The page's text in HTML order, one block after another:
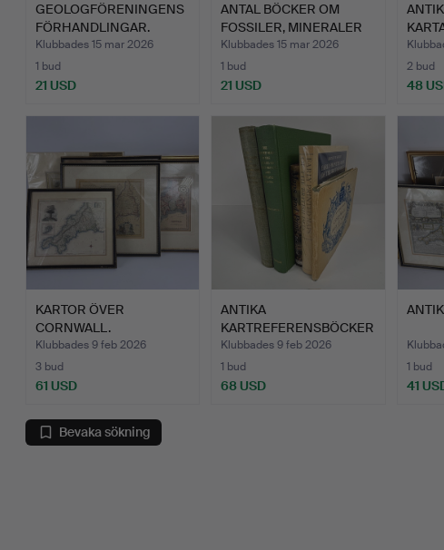
GEOLOGFÖRENINGENS
FÖRHANDLINGAR.
Klubbades 15 mar 2026
1 bud
21 USD
ANTAL BÖCKER OM
FOSSILER, MINERALER
OCH GE…
Klubbades 15 mar 2026
1 bud
21 USD
2 bud
48
KARTOR ÖVER
CORNWALL.
Klubbades 9 feb 2026
3 bud
61 USD
ANTIKA
KARTREFERENSBÖCKER
.Klubbades 9 feb 2026
1 bud
68 USD
1 bud
41
Bevaka sökning